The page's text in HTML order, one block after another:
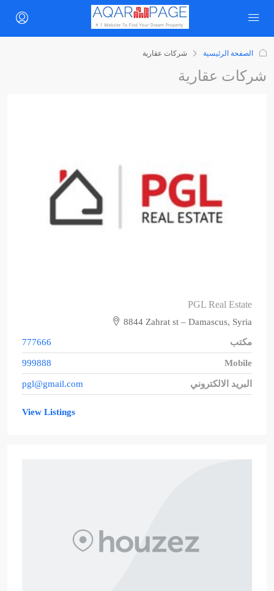
الصفحة الرئيسية شركات عقارية
شركات عقارية
PGL Real Estate
8844 Zahrat st – Damascus, Syria
مكتب 777666
Mobile
999888
البريد الالكتروني pgl@gmail.com
View Listings